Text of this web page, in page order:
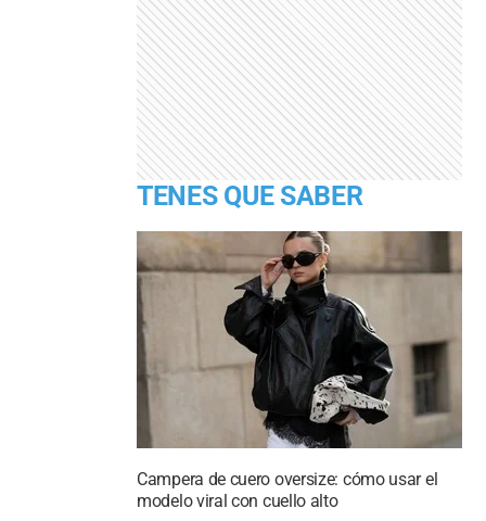
TENES QUE SABER
Campera de cuero oversize: cómo usar el
modelo viral con cuello alto